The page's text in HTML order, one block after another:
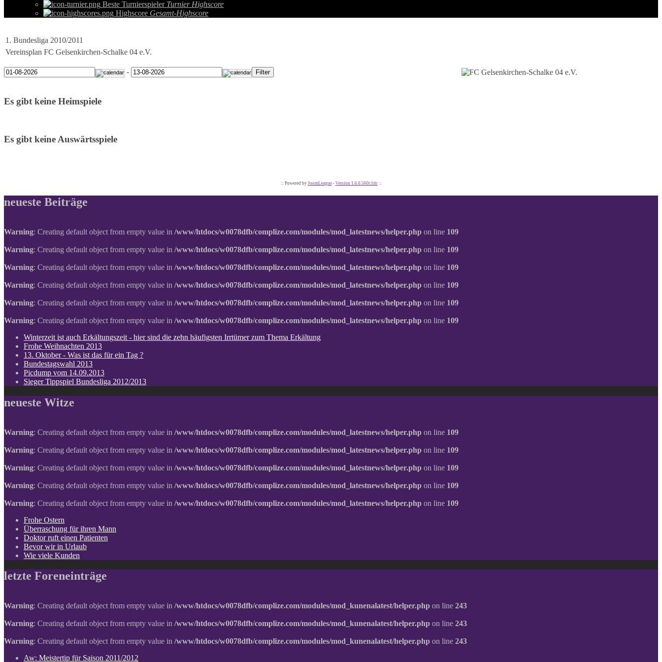
Beste Turnierspieler Turnier Highscore
Highscore Gesamt-Highscore
1. Bundesliga 2010/2011
Vereinsplan FC Gelsenkirchen-Schalke 04 e.V.
-
Es gibt keine Heimspiele
Es gibt keine Auswärtsspiele
:: Powered by JoomLeague- Version 1.6.0.560c1dc::
neueste Beiträge
Warning: Creating default object from empty value in /www/htdocs/w0078dfb/complize.com/modules/mod_latestnews/helper.php on line 109
Warning: Creating default object from empty value in /www/htdocs/w0078dfb/complize.com/modules/mod_latestnews/helper.php on line 109
Warning: Creating default object from empty value in /www/htdocs/w0078dfb/complize.com/modules/mod_latestnews/helper.php on line 109
Warning: Creating default object from empty value in /www/htdocs/w0078dfb/complize.com/modules/mod_latestnews/helper.php on line 109
Warning: Creating default object from empty value in /www/htdocs/w0078dfb/complize.com/modules/mod_latestnews/helper.php on line 109
Warning: Creating default object from empty value in /www/htdocs/w0078dfb/complize.com/modules/mod_latestnews/helper.php on line 109
Winterzeit ist auch Erkältungszeit - hier sind die zehn häufigsten Irrtümer zum Thema Erkältung
Frohe Weihnachten 2013
13. Oktober - Was ist das für ein Tag ?
Bundestagswahl 2013
Picdump vom 14.09.2013
Sieger Tippspiel Bundesliga 2012/2013
neueste Witze
Warning: Creating default object from empty value in /www/htdocs/w0078dfb/complize.com/modules/mod_latestnews/helper.php on line 109
Warning: Creating default object from empty value in /www/htdocs/w0078dfb/complize.com/modules/mod_latestnews/helper.php on line 109
Warning: Creating default object from empty value in /www/htdocs/w0078dfb/complize.com/modules/mod_latestnews/helper.php on line 109
Warning: Creating default object from empty value in /www/htdocs/w0078dfb/complize.com/modules/mod_latestnews/helper.php on line 109
Warning: Creating default object from empty value in /www/htdocs/w0078dfb/complize.com/modules/mod_latestnews/helper.php on line 109
Frohe Ostern
Überraschung für ihren Mann
Doktor ruft einen Patienten
Bevor wir in Urlaub
Wie viele Kunden
letzte Foreneinträge
Warning: Creating default object from empty value in /www/htdocs/w0078dfb/complize.com/modules/mod_kunenalatest/helper.php on line 243
Warning: Creating default object from empty value in /www/htdocs/w0078dfb/complize.com/modules/mod_kunenalatest/helper.php on line 243
Warning: Creating default object from empty value in /www/htdocs/w0078dfb/complize.com/modules/mod_kunenalatest/helper.php on line 243
Aw: Meistertip für Saison 2011/2012